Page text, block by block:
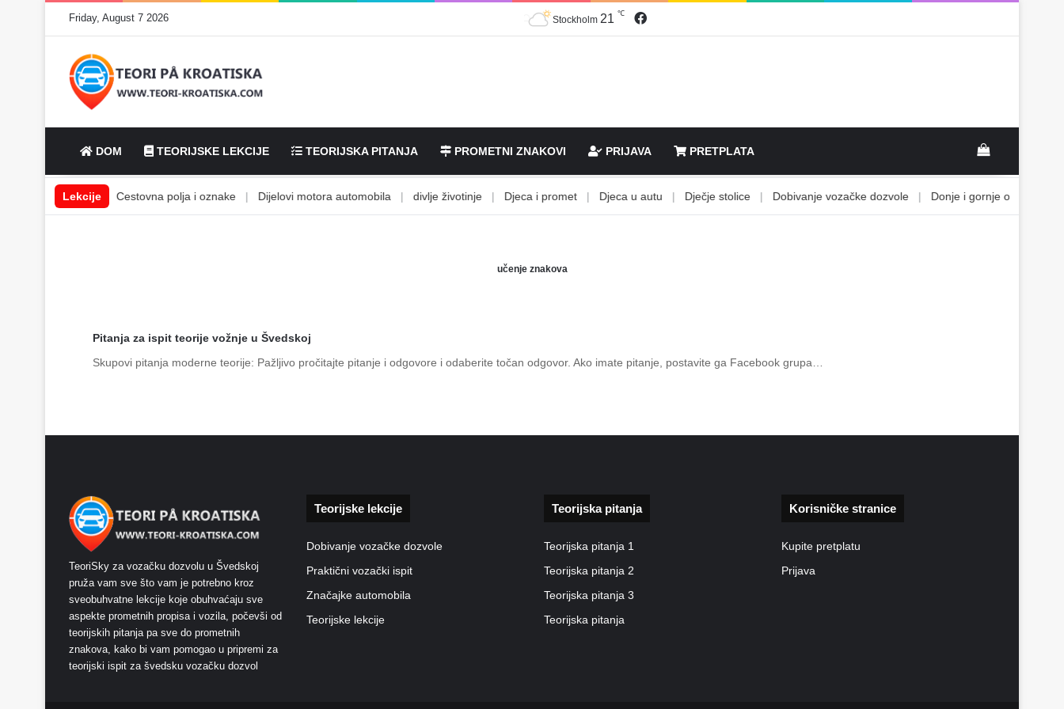
Friday, August 7 2026 Stockholm 21 ℃ Facebook
DOM TEORIJSKE LEKCIJE TEORIJSKA PITANJA PROMETNI ZNAKOVI PRIJAVA PRETPLATA View your
Lekcije
tekućine | Cestovna polja i oznake | Dijelovi motora automobila | divlje životinje | Djeca i promet | Djeca u autu | Dječje stolice | Dobivanje vozačke dozvole | Donje i gornje ograničenje
učenje znakova
Pitanja za ispit teorije vožnje u Švedskoj
Skupovi pitanja moderne teorije: Pažljivo pročitajte pitanje i odgovore i odaberite točan odgovor. Ako imate pitanje, postavite ga Facebook grupa…
TeoriSky za vozačku dozvolu u Švedskoj
pruža vam sve što vam je potrebno kroz
sveobuhvatne lekcije koje obuhvaćaju sve
aspekte prometnih propisa i vozila, počevši od
teorijskih pitanja pa sve do prometnih
znakova, kako bi vam pomogao u pripremi za
teorijski ispit za švedsku vozačku dozvol
Teorijske lekcije
Dobivanje vozačke dozvole
Praktični vozački ispit
Značajke automobila
Teorijske lekcije
Teorijska pitanja
Teorijska pitanja 1
Teorijska pitanja 2
Teorijska pitanja 3
Teorijska pitanja
Korisničke stranice
Kupite pretplatu
Prijava